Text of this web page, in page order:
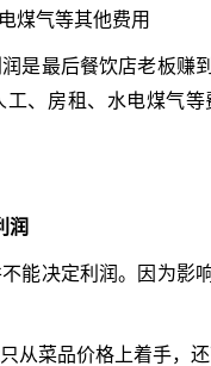
煤气等其他费用
是最后餐饮店老板赚
、房租、水电煤气
润
能决定利润。因为影
从菜品价格上着手，还